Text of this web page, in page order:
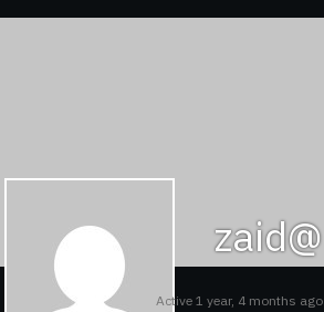
@zaid
Active 1 year, 4 months ago